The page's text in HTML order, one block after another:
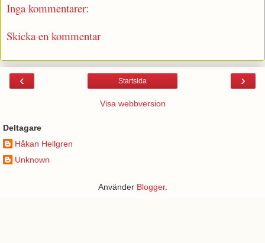
Inga kommentarer:
Skicka en kommentar
‹ ›
Startsida
Visa webbversion
Deltagare
Håkan Hellgren
Unknown
Använder Blogger.